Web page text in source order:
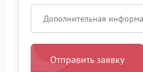
Отправить заявку